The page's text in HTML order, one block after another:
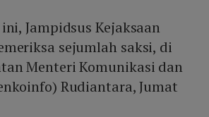
Jampidsus Kejaksaan
sejumlah saksi, di
Menteri Komunikasi dan
Rudiantara, Jumat